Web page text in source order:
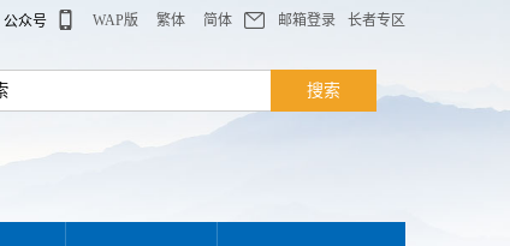
公众号 WAP版 繁体 简体 邮箱登录 长者专区